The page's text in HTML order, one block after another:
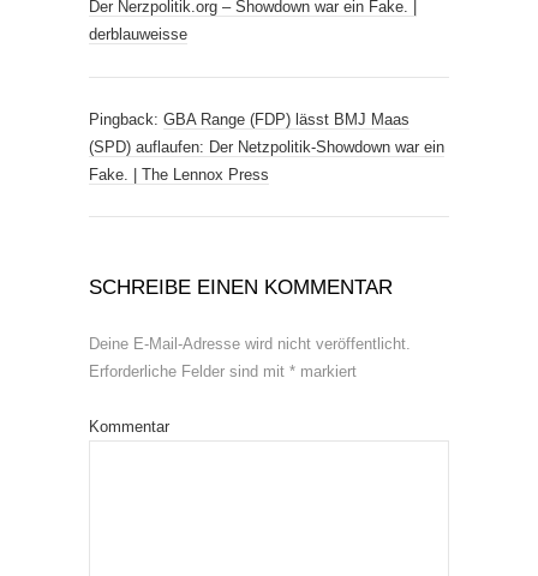
Der Nerzpolitik.org – Showdown war ein Fake. |
derblauweisse
Pingback: GBA Range (FDP) lässt BMJ Maas
(SPD) auflaufen: Der Netzpolitik-Showdown war ein
Fake. | The Lennox Press
SCHREIBE EINEN KOMMENTAR
Deine E-Mail-Adresse wird nicht veröffentlicht.
Erforderliche Felder sind mit * markiert
Kommentar